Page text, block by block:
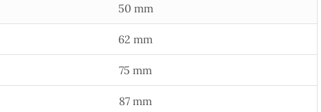
50 mm
62 mm
75 mm
87 mm